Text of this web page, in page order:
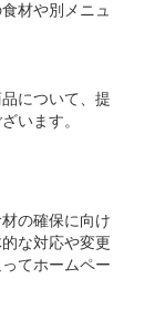
材や別メニュ
について、提
います。
の確保に向け
な対応や変更
てホームペー